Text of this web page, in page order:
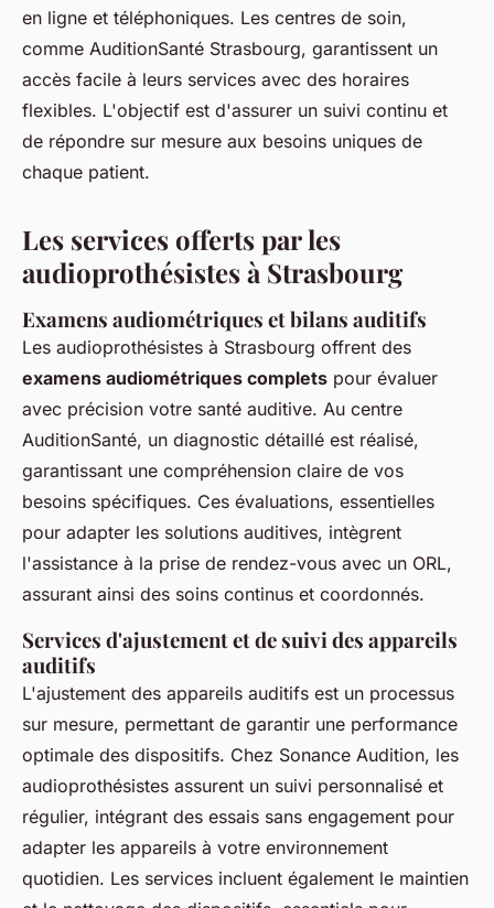
en ligne et téléphoniques. Les centres de soin,
comme AuditionSanté Strasbourg, garantissent un
accès facile à leurs services avec des horaires
flexibles. L'objectif est d'assurer un suivi continu et
de répondre sur mesure aux besoins uniques de
chaque patient.
Les services offerts par les
audioprothésistes à Strasbourg
Examens audiométriques et bilans auditifs
Les audioprothésistes à Strasbourg offrent des
examens audiométriques complets pour évaluer
avec précision votre santé auditive. Au centre
AuditionSanté, un diagnostic détaillé est réalisé,
garantissant une compréhension claire de vos
besoins spécifiques. Ces évaluations, essentielles
pour adapter les solutions auditives, intègrent
l'assistance à la prise de rendez-vous avec un ORL,
assurant ainsi des soins continus et coordonnés.
Services d'ajustement et de suivi des appareils
auditifs
L'ajustement des appareils auditifs est un processus
sur mesure, permettant de garantir une performance
optimale des dispositifs. Chez Sonance Audition, les
audioprothésistes assurent un suivi personnalisé et
régulier, intégrant des essais sans engagement pour
adapter les appareils à votre environnement
quotidien. Les services incluent également le maintien